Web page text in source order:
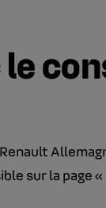
sur la page «